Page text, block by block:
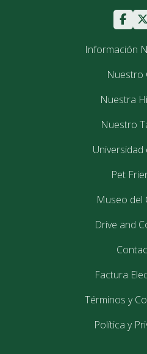
Información
Nuestro
Nuestra
Nuestro
Universidad
Pet
Museo del
Drive and
Factura
Términos y
Política y